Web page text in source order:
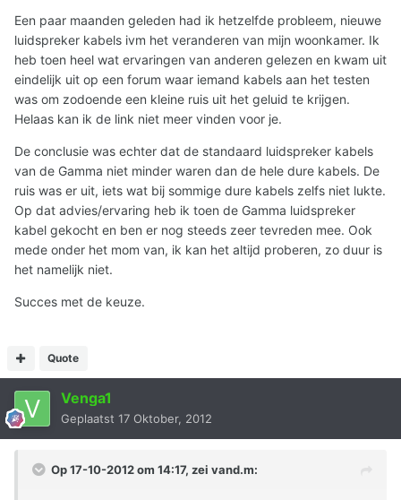
Een paar maanden geleden had ik hetzelfde probleem, nieuwe
luidspreker kabels ivm het veranderen van mijn woonkamer. Ik
heb toen heel wat ervaringen van anderen gelezen en kwam uit
eindelijk uit op een forum waar iemand kabels aan het testen
was om zodoende een kleine ruis uit het geluid te krijgen.
Helaas kan ik de link niet meer vinden voor je.
De conclusie was echter dat de standaard luidspreker kabels
van de Gamma niet minder waren dan de hele dure kabels. De
ruis was er uit, iets wat bij sommige dure kabels zelfs niet lukte.
Op dat advies/ervaring heb ik toen de Gamma luidspreker
kabel gekocht en ben er nog steeds zeer tevreden mee. Ook
mede onder het mom van, ik kan het altijd proberen, zo duur is
het namelijk niet.
Succes met de keuze.
Quote
Venga1
Geplaatst 17 Oktober, 2012
Op 17-10-2012 om 14:17, zei vand.m: